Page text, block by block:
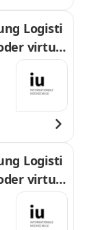
Logisti
virtuel
Logisti
virtuel